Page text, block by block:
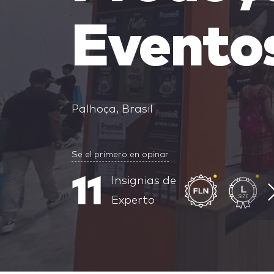
Palhoça, Brasil
Se el primero en opinar
11
Insignias de
Experto